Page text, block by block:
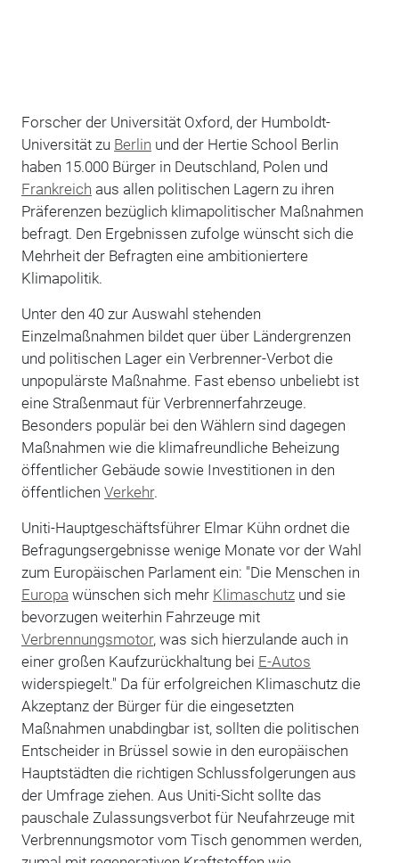
Forscher der Universität Oxford, der Humboldt-
Universität zu Berlin und der Hertie School Berlin
haben 15.000 Bürger in Deutschland, Polen und
Frankreich aus allen politischen Lagern zu ihren
Präferenzen bezüglich klimapolitischer Maßnahmen
befragt. Den Ergebnissen zufolge wünscht sich die
Mehrheit der Befragten eine ambitioniertere
Klimapolitik.
Unter den 40 zur Auswahl stehenden
Einzelmaßnahmen bildet quer über Ländergrenzen
und politischen Lager ein Verbrenner-Verbot die
unpopulärste Maßnahme. Fast ebenso unbeliebt ist
eine Straßenmaut für Verbrennerfahrzeuge.
Besonders populär bei den Wählern sind dagegen
Maßnahmen wie die klimafreundliche Beheizung
öffentlicher Gebäude sowie Investitionen in den
öffentlichen Verkehr.
Uniti-Hauptgeschäftsführer Elmar Kühn ordnet die
Befragungsergebnisse wenige Monate vor der Wahl
zum Europäischen Parlament ein: "Die Menschen in
Europa wünschen sich mehr Klimaschutzund sie
bevorzugen weiterhin Fahrzeuge mit
Verbrennungsmotor, was sich hierzulande auch in
einer großen Kaufzurückhaltung bei E-Autos
widerspiegelt." Da für erfolgreichen Klimaschutz die
Akzeptanz der Bürger für die eingesetzten
Maßnahmen unabdingbar ist, sollten die politischen
Entscheider in Brüssel sowie in den europäischen
Hauptstädten die richtigen Schlussfolgerungen aus
der Umfrage ziehen. Aus Uniti-Sicht sollte das
pauschale Zulassungsverbot für Neufahrzeuge mit
Verbrennungsmotor vom Tisch genommen werden,